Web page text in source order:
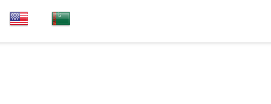
E T